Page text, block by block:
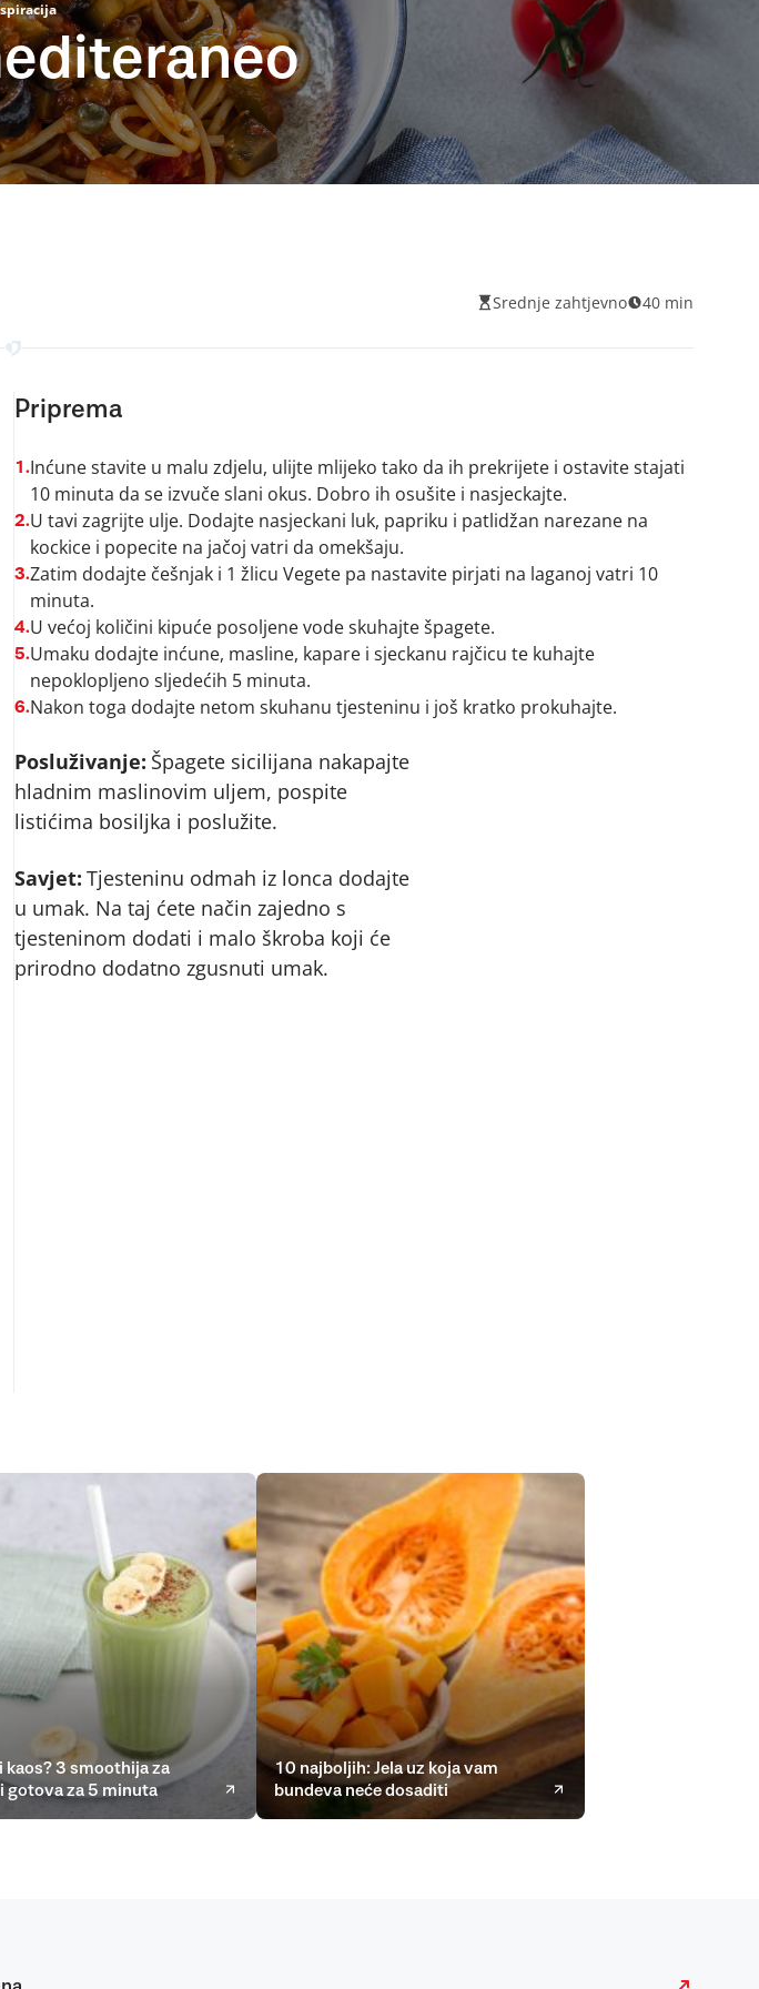
Srednje zahtjevno 40 min
Priprema
1.Inćune stavite u malu zdjelu, ulijte mlijeko tako da ih prekrijete i ostavite stajati
10 minuta da se izvuče slani okus. Dobro ih osušite i nasjeckajte.
2.U tavi zagrijte ulje. Dodajte nasjeckani luk, papriku i patlidžan narezane na
kockice i popecite na jačoj vatri da omekšaju.
3.Zatim dodajte češnjak i 1 žlicu Vegete pa nastavite pirjati na laganoj vatri 10
minuta.
4.U većoj količini kipuće posoljene vode skuhajte špagete.
5.Umaku dodajte inćune, masline, kapare i sjeckanu rajčicu te kuhajte
nepoklopljeno sljedećih 5 minuta.
6.Nakon toga dodajte netom skuhanu tjesteninu i još kratko prokuhajte.
Posluživanje: Špagete sicilijana nakapajte
hladnim maslinovim uljem, pospite
listićima bosiljka i poslužite.
Savjet: Tjesteninu odmah iz lonca dodajte
u umak. Na taj ćete način zajedno s
tjesteninom dodati i malo škroba koji će
prirodno dodatno zgusnuti umak.
kaos? 3 smoothija za
gotova za 5 minuta
10 najboljih: Jela uz koja vam
bundeva neće dosaditi